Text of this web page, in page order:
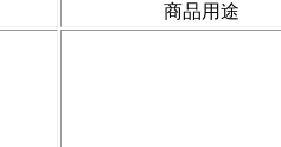
商品用途